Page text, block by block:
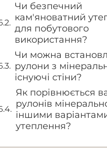
Чи безпечний
кам'яноватний
для побутового
використання?
Чи можна
рулони з
існуючі стіни?
Як порівнюється
рулонів
іншими
утеплення?